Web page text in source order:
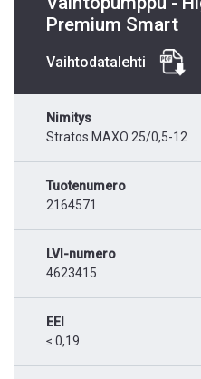
Premium Smart
Vaihtodatalehti
Nimitys
Stratos MAXO 25/0,5-12
Tuotenumero
2164571
LVI-numero
4623415
EEI
≤ 0,19